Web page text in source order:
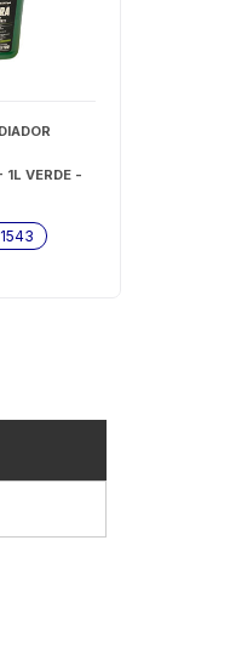
VERDE -